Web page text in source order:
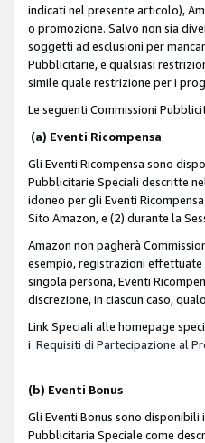
indicati nel presente articolo),
o promozione. Salvo non sia
soggetti ad esclusioni per
Pubblicitarie, e qualsiasi
simile quale restrizione per i
Le seguenti Commissioni
(a) Eventi Ricompensa
Gli Eventi Ricompensa sono
Pubblicitarie Speciali descritte
idoneo per gli Eventi
Sito Amazon, e (2) durante la
Amazon non pagherà
esempio, registrazioni
singola persona, Eventi
discrezione, in ciascun caso,
Link Speciali alle homepage
i Requisiti di Partecipazione al
(b) Eventi Bonus
Gli Eventi Bonus sono
Pubblicitaria Speciale come